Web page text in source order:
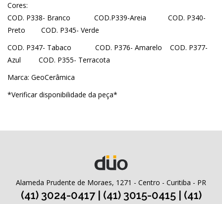
Cores:
COD. P338- Branco COD.P339-Areia COD. P340-
Preto COD. P345- Verde
COD. P347- Tabaco COD. P376- Amarelo COD. P377-
Azul COD. P355- Terracota
Marca: GeoCerâmica
*Verificar disponibilidade da peça*
Alameda Prudente de Moraes, 1271 - Centro - Curitiba - PR
(41) 3024-0417 | (41) 3015-0415 | (41)